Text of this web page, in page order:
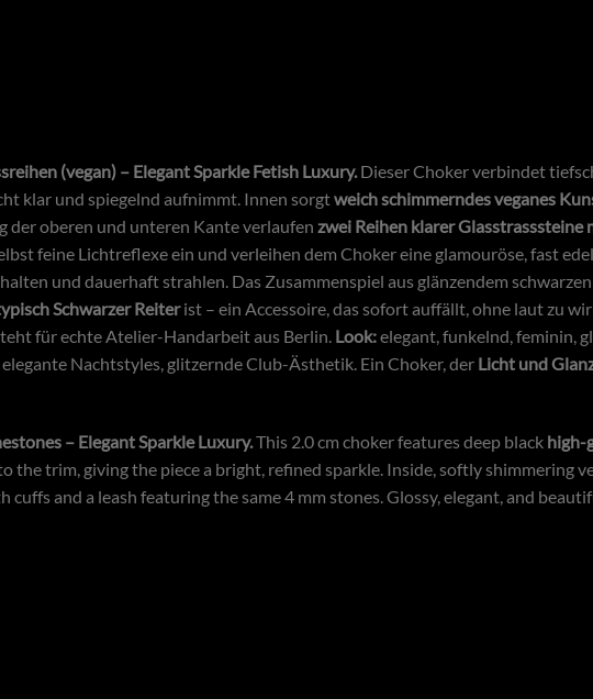
(vegan) – Elegant Sparkle Fetish Luxury. Dieser Choker verbindet
klar und spiegelnd aufnimmt. Innen sorgtweich schimmerndes veganes
der oberen und unteren Kante verlaufen zwei Reihen klarer Glasstrasssteine
feine Lichtreflexe ein und verleihen dem Choker eine glamouröse, fast
halten und dauerhaft strahlen. Das Zusammenspiel aus glänzendem
Schwarzer Reiterist – ein Accessoire, das sofort auffällt, ohne laut zu
für echte Atelier-Handarbeit aus Berlin. Look:elegant, funkelnd, feminin,
Nachtstyles, glitzernde Club-Ästhetik. Ein Choker, der Licht und
– Elegant Sparkle Luxury.This 2.0 cm choker features deep black high-
the trim, giving the piece a bright, refined sparkle. Inside, softly shimmering
and a leash featuring the same 4 mm stones. Glossy, elegant, and